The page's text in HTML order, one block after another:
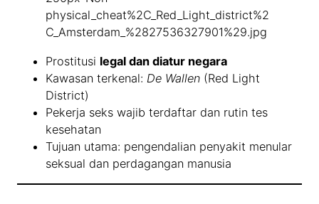
Prostitusi legal dan diatur negara
Kawasan terkenal: De Wallen (Red Light
District)
Pekerja seks wajib terdaftar dan rutin tes
kesehatan
Tujuan utama: pengendalian penyakit menular
seksual dan perdagangan manusia